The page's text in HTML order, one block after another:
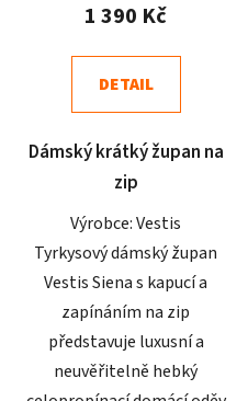
4,8
z
hvězdiček.
1 390 Kč
DETAIL
Dámský krátký župan na
zip
Výrobce: Vestis
Tyrkysový dámský župan
Vestis Siena s kapucí a
zapínáním na zip
představuje luxusní a
neuvěřitelně hebký